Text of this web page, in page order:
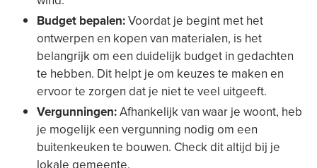
Budget bepalen:Voordat je begint met het
ontwerpen en kopen van materialen, is het
belangrijk om een duidelijk budget in gedachten
te hebben. Dit helpt je om keuzes te maken en
ervoor te zorgen dat je niet te veel uitgeeft.
Vergunningen:Afhankelijk van waar je woont, heb
je mogelijk een vergunning nodig om een
buitenkeuken te bouwen. Check dit altijd bij je